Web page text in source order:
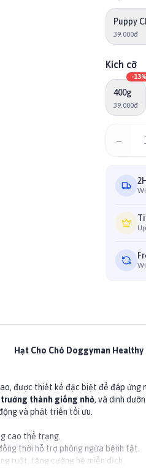
Puppy
39.000đ
Kích cỡ
400g
39.000đ
-13%
−
Hạt Cho Chó Doggyman Healthy
được thiết kế đặc biệt để đáp ứng
thành giống nhỏ, và dinh
và phát triển tối ưu.
cao thể trạng.
thời hỗ trợ phòng ngừa bệnh tật.
ruột, tăng cường hệ miễn dịch.